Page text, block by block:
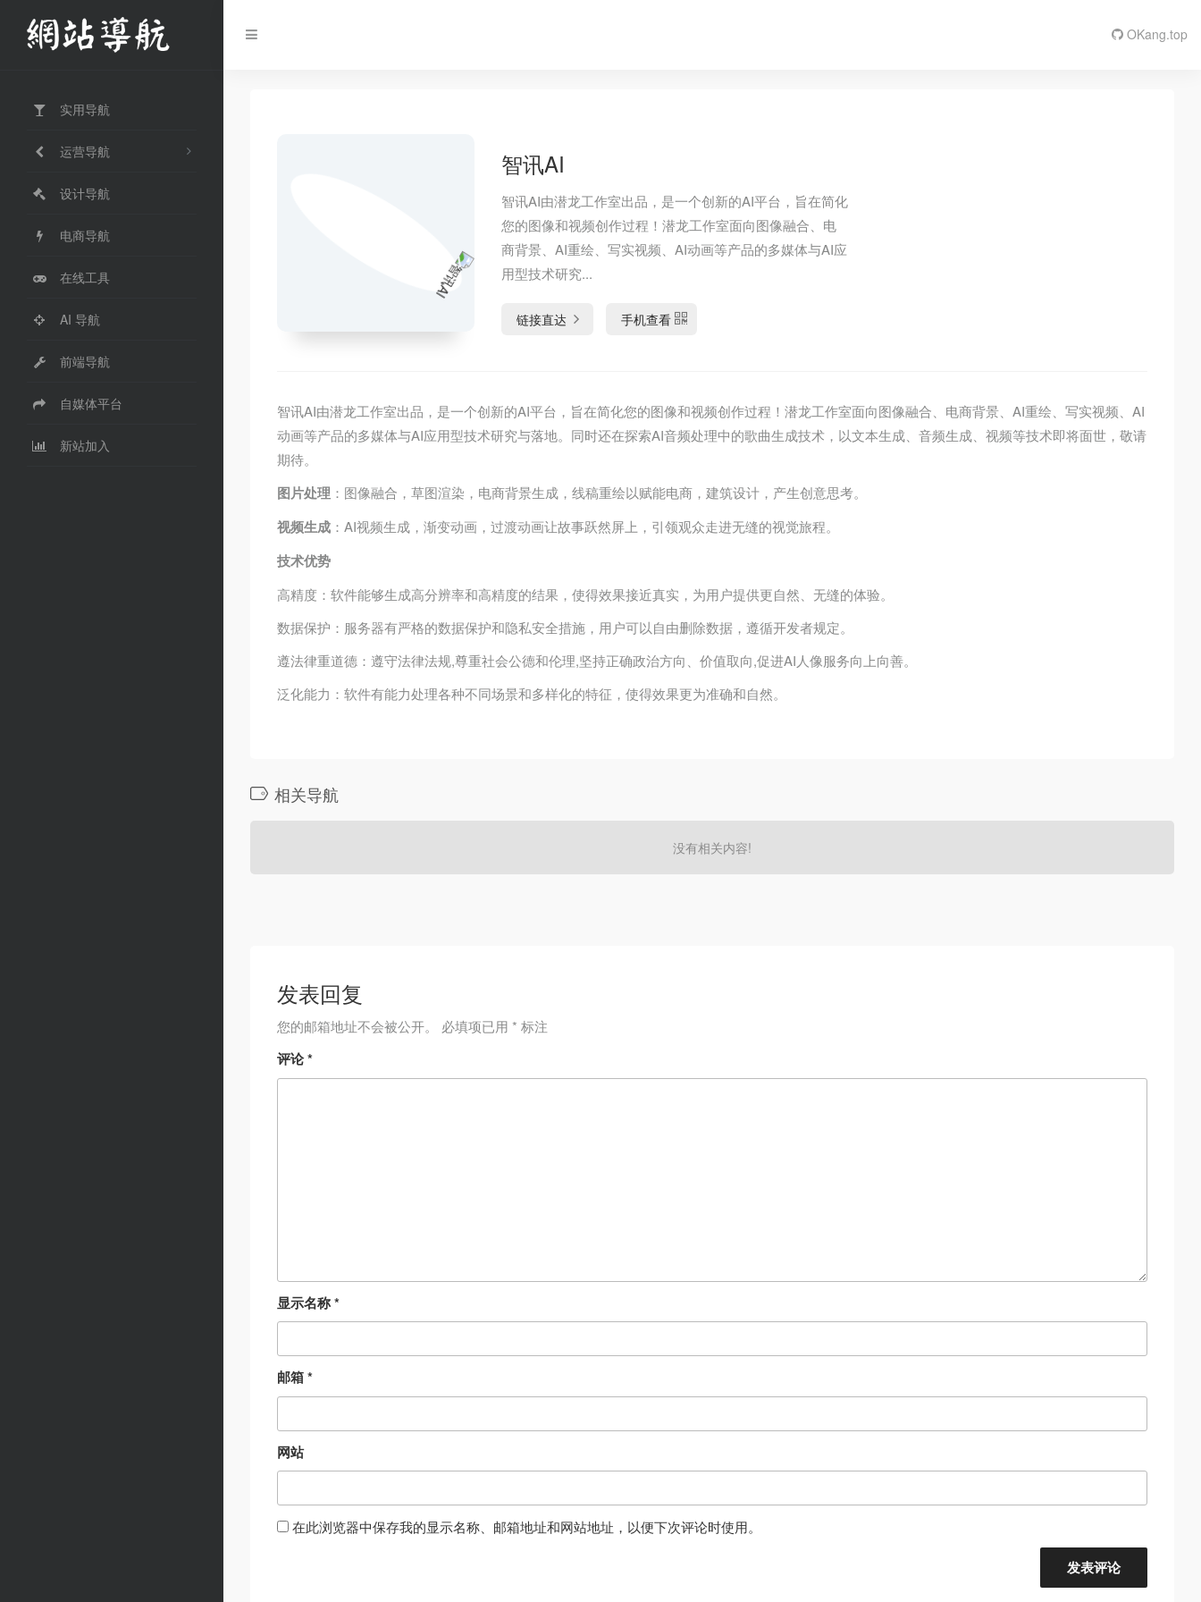
实用导航
运营导航
设计导航
电商导航
在线工具
AI 导航
前端导航
自媒体平台
新站加入
OKang.top
智讯AI
智讯AI由潜龙工作室出品，是一个创新的AI平台，旨在简化
您的图像和视频创作过程！潜龙工作室面向图像融合、电
商背景、AI重绘、写实视频、AI动画等产品的多媒体与AI应
用型技术研究...
链接直达 手机查看
智讯AI由潜龙工作室出品，是一个创新的AI平台，旨在简化您的图像和视频创作过程！潜龙工作室面向图像融合、电商背景、AI重绘、写实视频、AI
动画等产品的多媒体与AI应用型技术研究与落地。同时还在探索AI音频处理中的歌曲生成技术，以文本生成、音频生成、视频等技术即将面世，敬请
期待。
图片处理 ：图像融合，草图渲染，电商背景生成，线稿重绘以赋能电商，建筑设计，产生创意思考。
视频生成 ：AI视频生成，渐变动画，过渡动画让故事跃然屏上，引领观众走进无缝的视觉旅程。
技术优势
高精度：软件能够生成高分辨率和高精度的结果，使得效果接近真实，为用户提供更自然、无缝的体验。
数据保护：服务器有严格的数据保护和隐私安全措施，用户可以自由删除数据，遵循开发者规定。
遵法律重道德：遵守法律法规,尊重社会公德和伦理,坚持正确政治方向、价值取向,促进AI人像服务向上向善。
泛化能力：软件有能力处理各种不同场景和多样化的特征，使得效果更为准确和自然。
相关导航
没有相关内容!
发表回复
您的邮箱地址不会被公开。 必填项已用 * 标注
评论*
显示名称*
邮箱*
网站
在此浏览器中保存我的显示名称、邮箱地址和网站地址，以便下次评论时使用。